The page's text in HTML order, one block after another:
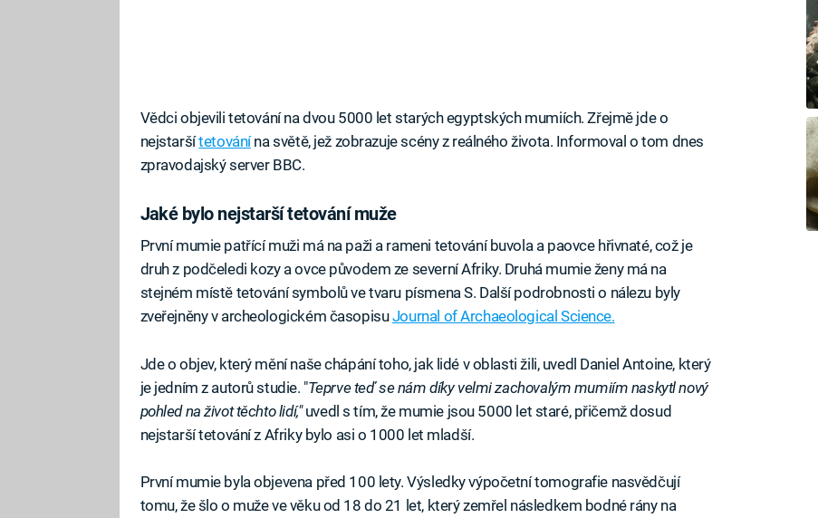
Vědci objevili tetování na dvou 5000 let starých egyptských mumiích. Zřejmě jde o
nejstaršítetovánína světě, jež zobrazuje scény z reálného života. Informoval o tom dnes
zpravodajský server BBC.
Jaké bylo nejstarší tetování muže
První mumie patřící muži má na paži a rameni tetování buvola a paovce hřivnaté, což je
druh z podčeledi kozy a ovce původem ze severní Afriky. Druhá mumie ženy má na
stejném místě tetování symbolů ve tvaru písmena S. Další podrobnosti o nálezu byly
zveřejněny v archeologickém časopisuJournal of Archaeological Science.
Jde o objev, který mění naše chápání toho, jak lidé v oblasti žili, uvedl Daniel Antoine, který
je jedním z autorů studie. "Teprve teď se nám díky velmi zachovalým mumiím naskytl nový
pohled na život těchto lidí,"uvedl s tím, že mumie jsou 5000 let staré, přičemž dosud
nejstarší tetování z Afriky bylo asi o 1000 let mladší.
První mumie byla objevena před 100 lety. Výsledky výpočetní tomografie nasvědčují
tomu, že šlo o muže ve věku od 18 do 21 let, který zemřel následkem bodné rány na